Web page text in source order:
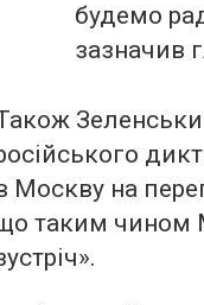
будемо
зазначив
Москву на
таким чином